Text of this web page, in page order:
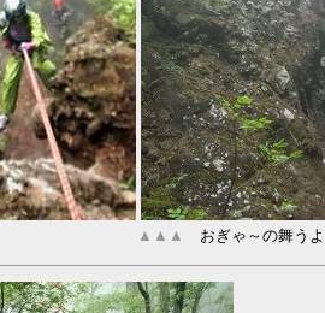
▲▲▲ おぎゃ～の舞う